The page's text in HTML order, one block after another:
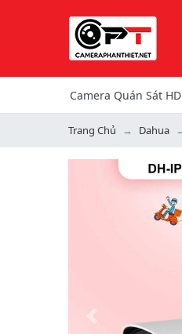
Camera Quán Sát HD
Trang Chủ Dahua
Previous